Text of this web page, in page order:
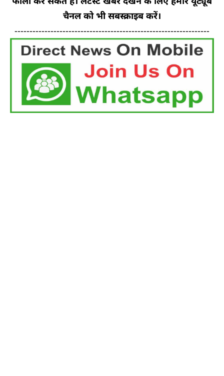
चैनल को भी सबस्क्राइब करें।
-----------------------------------------------------------------